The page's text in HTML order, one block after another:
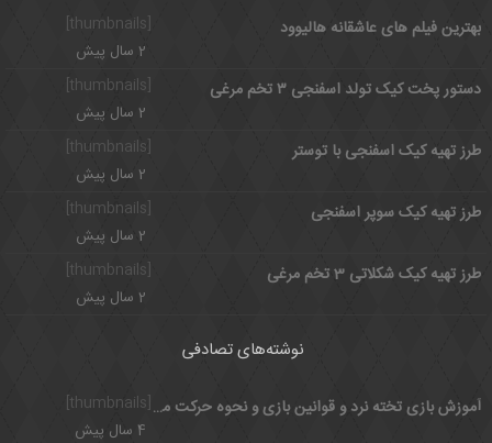
بهترین فیلم های عاشقانه هالیوود
2 سال پیش
[thumbnails]
دستور پخت کیک تولد اسفنجی ۳ تخم مرغی
2 سال پیش
طرز تهیه کیک اسفنجی با توستر
2 سال پیش
[thumbnails]
طرز تهیه کیک سوپر اسفنجی
2 سال پیش
طرز تهیه کیک شکلاتی 3 تخم مرغی
2 سال پیش
نوشته‌های تصادفی
[thumbnails] آموزش بازی تخته نرد و قوانین بازی و نحوه حرکت مهره ها
4 سال پیش